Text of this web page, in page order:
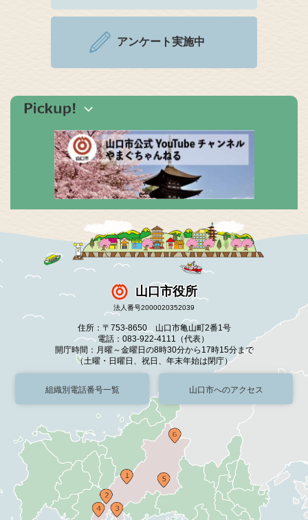
アンケート実施中
山口市役所
法人番号2000020352039
住所：〒753-8650 山口市亀山町2番1号
電話：083-922-4111（代表）
開庁時間：月曜～金曜日の8時30分から17時15分まで
（土曜・日曜日、祝日、年末年始は閉庁）
組織別電話番号一覧 山口市へのアクセス